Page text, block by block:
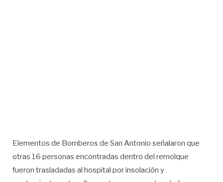
Elementos de Bomberos de San Antonio señalaron que
otras 16 personas encontradas dentro del remolque
fueron trasladadas al hospital por insolación y